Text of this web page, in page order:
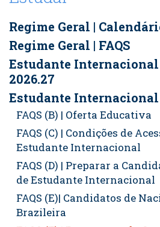
Regime Geral |
Regime Geral | FAQS
Estudante Internacional
2026.27
Estudante Internacional
FAQS (B) | Oferta Educativa
FAQS (C) | Condições de
Estudante Internacional
FAQS (D) | Preparar a
de Estudante Internacional
FAQS (E)| Candidatos de
Brazileira